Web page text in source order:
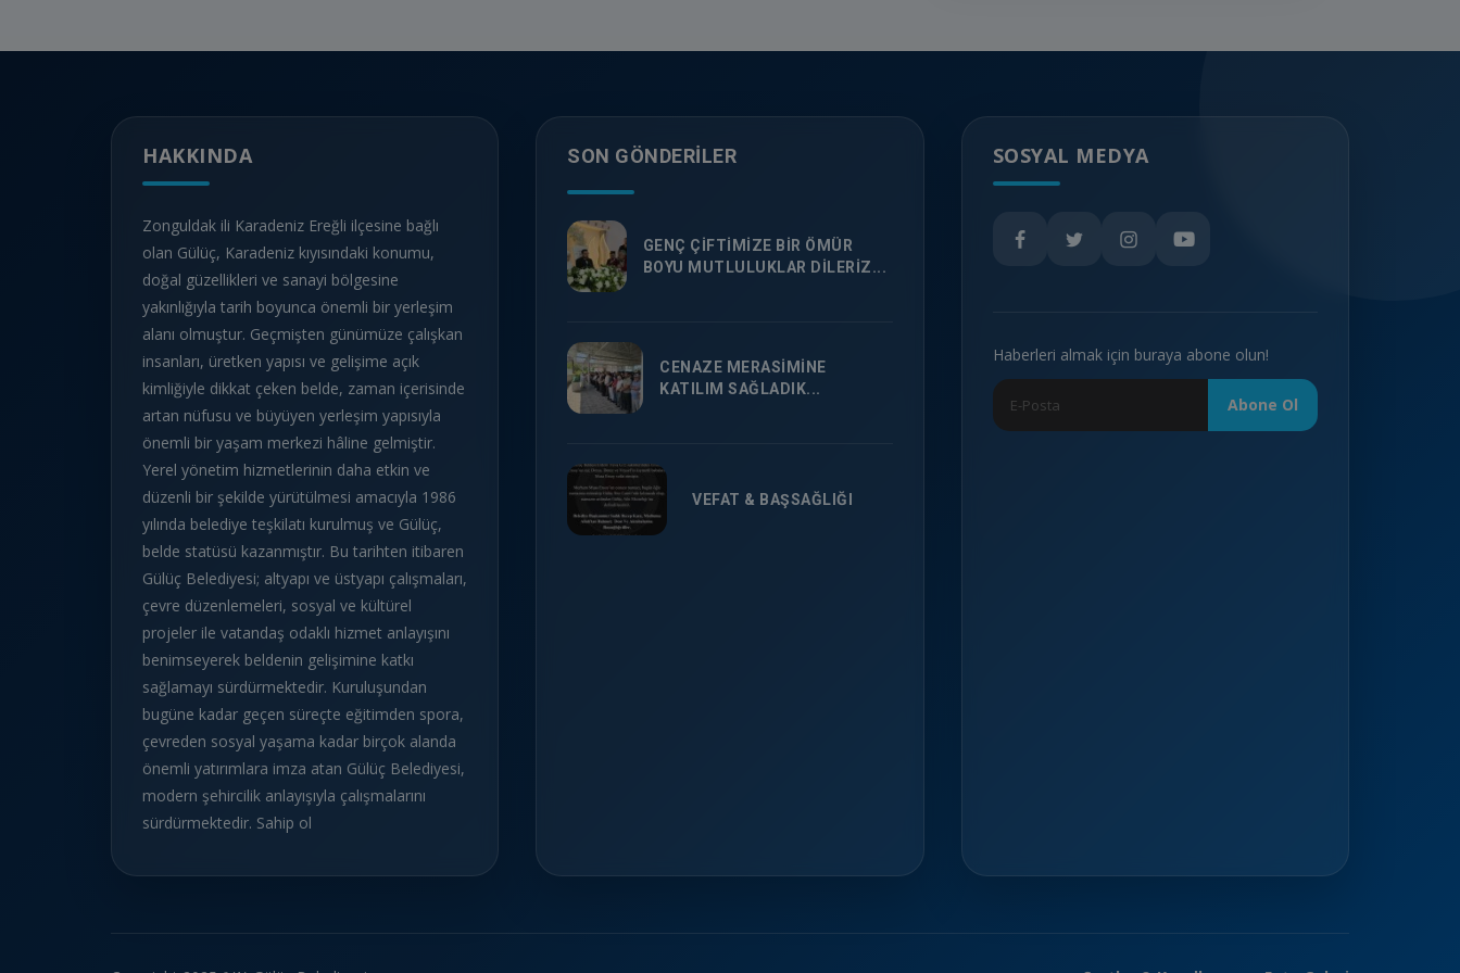
HAKKINDA
Zonguldak ili Karadeniz Ereğli ilçesine bağlı
olan Gülüç, Karadeniz kıyısındaki konumu,
doğal güzellikleri ve sanayi bölgesine
yakınlığıyla tarih boyunca önemli bir yerleşim
alanı olmuştur. Geçmişten günümüze çalışkan
insanları, üretken yapısı ve gelişime açık
kimliğiyle dikkat çeken belde, zaman içerisinde
artan nüfusu ve büyüyen yerleşim yapısıyla
önemli bir yaşam merkezi hâline gelmiştir.
Yerel yönetim hizmetlerinin daha etkin ve
düzenli bir şekilde yürütülmesi amacıyla 1986
yılında belediye teşkilatı kurulmuş ve Gülüç,
belde statüsü kazanmıştır. Bu tarihten itibaren
Gülüç Belediyesi; altyapı ve üstyapı çalışmaları,
çevre düzenlemeleri, sosyal ve kültürel
projeler ile vatandaş odaklı hizmet anlayışını
benimseyerek beldenin gelişimine katkı
sağlamayı sürdürmektedir. Kuruluşundan
bugüne kadar geçen süreçte eğitimden spora,
çevreden sosyal yaşama kadar birçok alanda
önemli yatırımlara imza atan Gülüç Belediyesi,
modern şehircilik anlayışıyla çalışmalarını
sürdürmektedir. Sahip ol
SON GÖNDERILER
GENÇ ÇİFTİMİZE BİR ÖMÜR
BOYU MUTLULUKLAR DİLERİZ...
CENAZE MERASİMİNE
KATILIM SAĞLADIK...
VEFAT & BAŞSAĞLIĞI
SOSYAL MEDYA
Haberleri almak için buraya abone olun!
Abone Ol